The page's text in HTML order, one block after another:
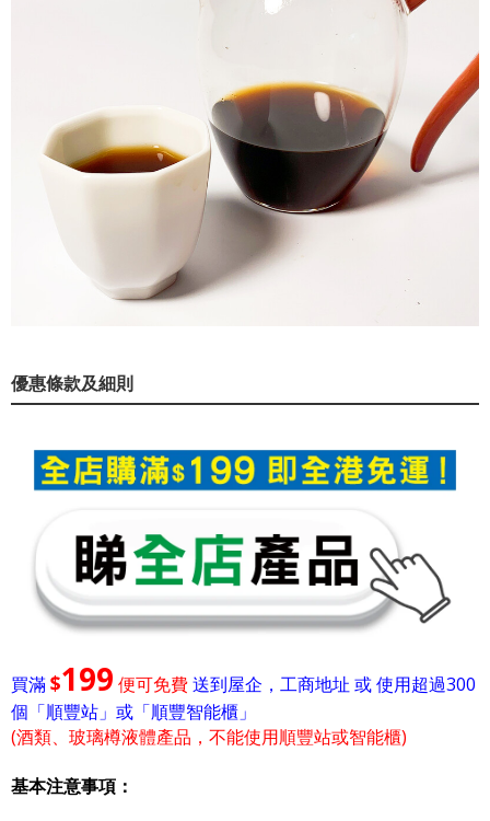
優惠條款及細則
買滿$199 便可免費送到屋企，工商地址 或 使用超過300
個「順豐站」或「順豐智能櫃」
(酒類、玻璃樽液體產品，不能使用順豐站或智能櫃)
基本注意事項：